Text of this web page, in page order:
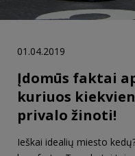
01.04.2019
Įdomūs faktai
kuriuos
privalo žinoti!
Ieškai idealių miesto